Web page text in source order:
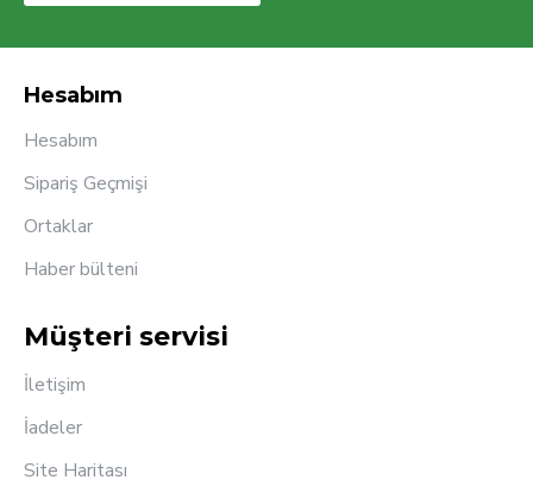
Hesabım
Hesabım
Sipariş Geçmişi
Ortaklar
Haber bülteni
Müşteri servisi
İletişim
İadeler
Site Haritası